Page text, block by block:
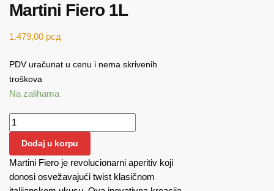
Martini Fiero 1L
1.479,00 рсд
PDV uračunat u cenu i nema skrivenih
troškova
Na zalihama
Martini Fiero 1L količina
Dodaj u korpu
Martini Fiero je revolucionarni aperitiv koji
donosi osvežavajući twist klasičnom